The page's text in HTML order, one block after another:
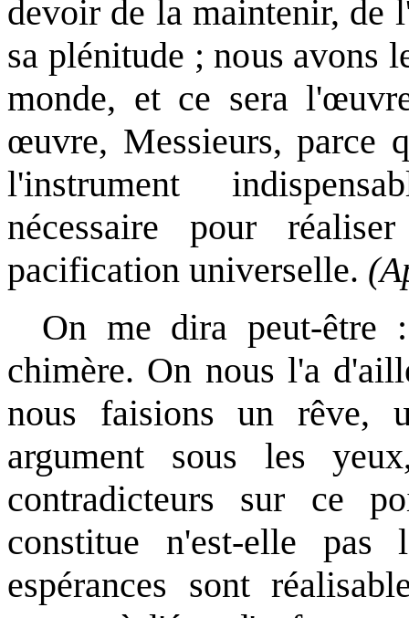
devoir de la maintenir, de
sa plénitude ; nous avons
monde, et ce sera
œuvre, Messieurs, parce
l'instrument
nécessaire pour
pacification universelle.
On me dira peut-être
chimère. On nous l'a
nous faisions un rêve,
argument sous les
contradicteurs sur ce
constitue n'est-elle
espérances sont